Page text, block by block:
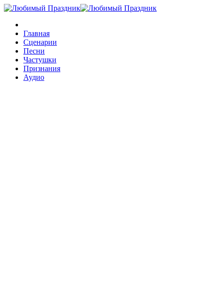
Главная
Сценарии
Песни
Частушки
Признания
Аудио